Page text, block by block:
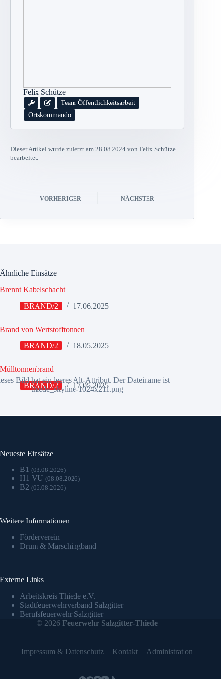
Felix Schütze
Team Öffentlichkeitsarbeit
Ortskommando
Dieser Artikel wurde zuletzt am 28.08.2024 von Felix Schütze
bearbeitet.
VORHERIGER NÄCHSTER
Ähnliche Einsätze
Brennt Kabelschacht
BRAND/2
17.06.2025
Brand von Wertstofftonnen
BRAND/2
18.05.2025
Mülltonnenbrand
BRAND/2
17.05.2025
Neueste Einsätze
B1 (08.08.2026)
H1 VU (08.08.2026)
B2 (06.08.2026)
Weitere Informationen
Förderverein
Drum & Marschingband
Externe Links
Arbeitskreis Thiede e.V.
Stadtfeuerwehrverband Salzgitter
Berufsfeuerwehr Salzgitter
© 2026Feuerwehr Salzgitter-Thiede
Impressum & Datenschutz Kontakt Administration